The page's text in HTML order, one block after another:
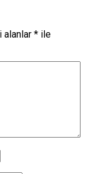
alanlar * ile